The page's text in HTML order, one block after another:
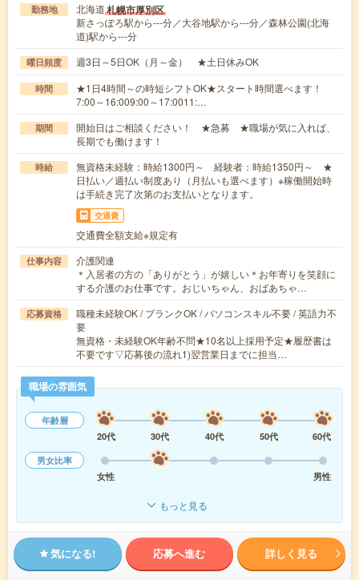
勤務地 北海道札幌市厚別区
新さっぽろ駅から---分／大谷地駅から---分／森林公園(北海
道)駅から---分
曜日頻度 週3日～5日OK（月～金） ★土日休みOK
時間
★1日4時間～の時短シフトOK★スタート時間選べます！
7:00～16:009:00～17:0011:…
期間
開始日はご相談ください！ ★急募 ★職場が気に入れば、
長期でも働けます！
時給
無資格未経験：時給1300円～ 経験者：時給1350円～ ★
日払い／週払い制度あり（月払いも選べます）※稼働開始時
は手続き完了次第のお支払いとなります。
交通費
交通費全額支給※規定有
仕事内容
介護関連
＊入居者の方の「ありがとう」が嬉しい＊お年寄りを笑顔に
する介護のお仕事です。おじいちゃん、おばあちゃ…
応募資格
職種未経験OK / ブランクOK / パソコンスキル不要 / 英語力不
要
無資格・未経験OK年齢不問★10名以上採用予定★履歴書は
不要です▽応募後の流れ1)翌営業日までに担当…
職場の雰囲気
年齢層
20代
30代 40代 50代
60代
男女比率
女性
男性
もっと見る
気になる! 応募へ進む 詳しく見る